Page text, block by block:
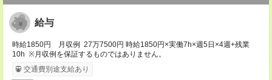
給与
時給1850円 月収例 27万7500円 時給1850円×実働7h×週5日×4週+残業
10h ※月収例を保証するものではありません。
交通費別途支給あり